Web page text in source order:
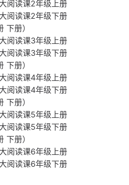
阅读课2年级上册
阅读课2年级下册
下册）
阅读课3年级上册
阅读课3年级下册
下册）
阅读课4年级上册
阅读课4年级下册
下册）
阅读课5年级上册
阅读课5年级下册
下册）
阅读课6年级上册
阅读课6年级下册